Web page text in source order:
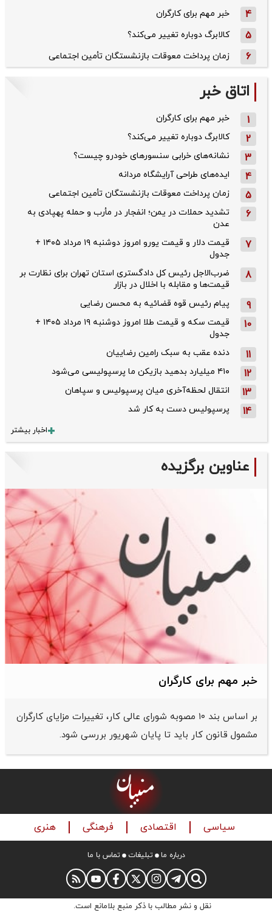
4 خبر مهم برای کارگران
5 کالابرگ دوباره تغییر می‌کند؟
6 زمان پرداخت معوقات بازنشستگان تأمین اجتماعی
اتاق خبر
1 خبر مهم برای کارگران
2 کالابرگ دوباره تغییر می‌کند؟
3 نشانه‌های خرابی سنسورهای خودرو چیست؟
4 ایده‌های طراحی آرایشگاه مردانه
5 زمان پرداخت معوقات بازنشستگان تأمین اجتماعی
6
تشدید حملات در یمن؛ انفجار در مأرب و حمله پهپادی به
عدن
7
قیمت دلار و قیمت یورو امروز دوشنبه ۱۹ مرداد ۱۴۰۵ +
جدول
8
ضرب‌الاجل رئیس کل دادگستری استان تهران برای نظارت بر
قیمت‌ها و مقابله با اخلال در بازار
9 پیام رئیس قوه قضائیه به محسن رضایی
10
قیمت سکه و قیمت طلا امروز دوشنبه ۱۹ مرداد ۱۴۰۵ +
جدول
11 دنده عقب به سبک رامین رضاییان
12 ۴۱۰ میلیارد بدهید بازیکن ما پرسپولیسی می‌شود
13 انتقال لحظه‌آخری میان پرسپولیس و سپاهان
14 پرسپولیس دست به کار شد
اخبار بیشتر
عناوین برگزیده
خبر مهم برای کارگران
بر اساس بند ۱۰ مصوبه شورای عالی کار، تغییرات مزایای کارگران
مشمول قانون کار باید تا پایان شهریور بررسی شود.
سیاسی اقتصادی فرهنگی هنری
درباره ما تبلیغات تماس با ما
نقل و نشر مطالب با ذکر منبع بلامانع است.